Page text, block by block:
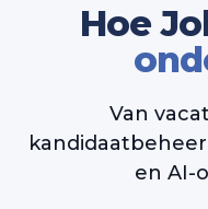
Hoe
Van
en AI-